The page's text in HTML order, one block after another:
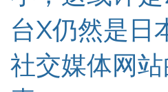
台X仍然是日
社交媒体网